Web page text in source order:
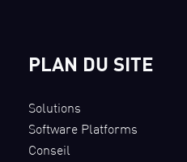
PLAN DU SITE
Solutions
Software Platforms
Conseil